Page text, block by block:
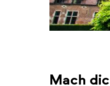
Mach